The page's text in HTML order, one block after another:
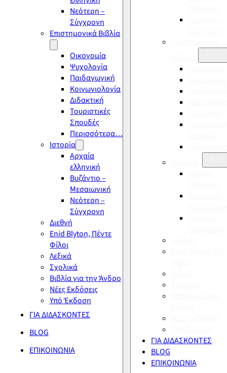
Νεότερη –
Σύγχρονη
Επιστημονικά Βιβλία
Οικονομία
Ψυχολογία
Παιδαγωγική
Κοινωνιολογία
Διδακτική
Τουριστικές
Σπουδές
Περισσότερα…
Ιστορία
Αρχαία
ελληνική
Βυζάντιο –
Μεσαιωνική
Νεότερη –
Σύγχρονη
Διεθνή
Enid Blyton, Πέντε
Φίλοι
Λεξικά
Σχολικά
Βιβλία για την Άνδρο
Νέες Εκδόσεις
Υπό Έκδοση
ΓΙΑ ΔΙΔΑΣΚΟΝΤΕΣ
BLOG
ΕΠΙΚΟΙΝΩΝΙΑ
ΓΙΑ ΔΙΔΑΣΚΟΝΤΕΣ
BLOG
ΕΠΙΚΟΙΝΩΝΙΑ